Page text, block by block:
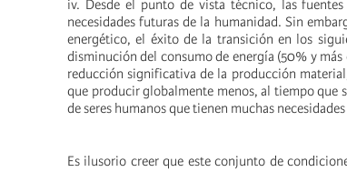
iv. Desde el punto de vista técnico, las
necesidades futuras de la humanidad. Sin
energético, el éxito de la transición en los
disminución del consumo de energía (50% y
reducción significativa de la producción
que producir globalmente menos, al tiempo que
de seres humanos que tienen muchas
Es ilusorio creer que este conjunto de